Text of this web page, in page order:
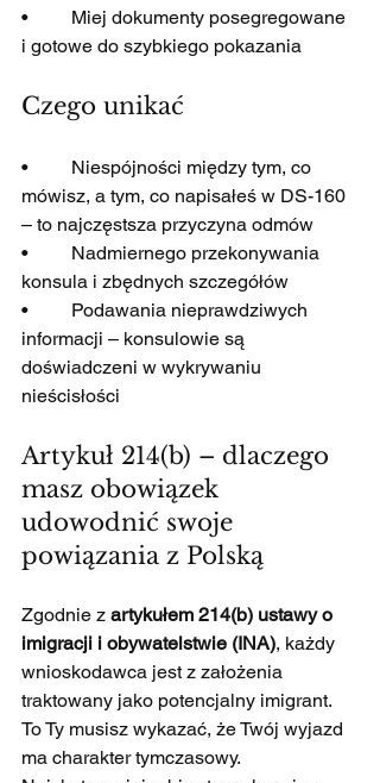
•         Miej dokumenty posegregowane
i gotowe do szybkiego pokazania
Czego unikać
•         Niespójności między tym, co
mówisz, a tym, co napisałeś w DS-160
– to najczęstsza przyczyna odmów
•         Nadmiernego przekonywania
konsula i zbędnych szczegółów
•         Podawania nieprawdziwych
informacji – konsulowie są
doświadczeni w wykrywaniu
nieścisłości
Artykuł 214(b) – dlaczego
masz obowiązek
udowodnić swoje
powiązania z Polską
Zgodnie z artykułem 214(b) ustawy o
imigracji i obywatelstwie (INA), każdy
wnioskodawca jest z założenia
traktowany jako potencjalny imigrant.
To Ty musisz wykazać, że Twój wyjazd
ma charakter tymczasowy.